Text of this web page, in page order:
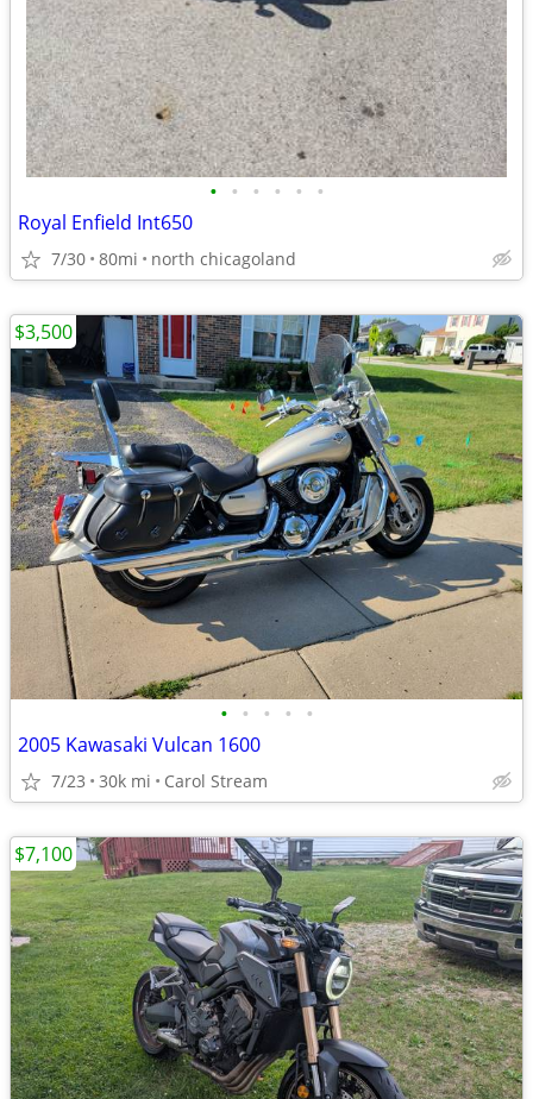
• • • • • •
Royal Enfield Int650
7/30 80mi north chicagoland
• • • • •
2005 Kawasaki Vulcan 1600
7/23 30k mi Carol Stream
$3,500
$7,100